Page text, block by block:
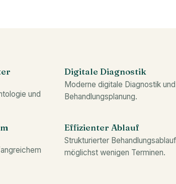
und
Digitale Diagnostik
Moderne digitale Diagnostik
Behandlungsplanung.
Effizienter Ablauf
Strukturierter
möglichst wenigen Terminen.